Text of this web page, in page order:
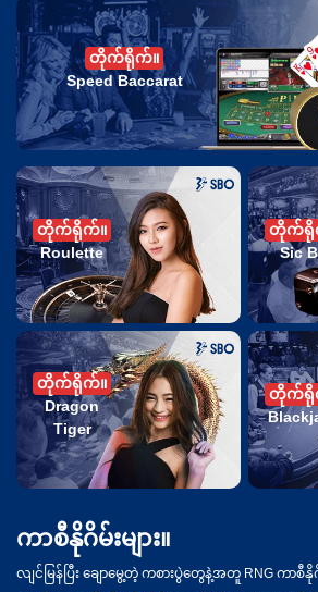
တိုက်ရိုက်။
Speed Baccarat
တိုက်ရိုက်။
Roulette
တိုက်ရို
Sic
တိုက်ရိုက်။
Dragon
Tiger
တိုက်ရို
ကာစီနိုဂိမ်းများ။
လျင်မြန်ပြီး ချောမွေ့တဲ့ ကစားပွဲတွေနဲ့အတူ RNG ကာစီနို